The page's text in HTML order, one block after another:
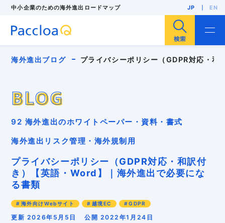
中小企業のための海外進出ロードマップ JP EN
サイト内検索
海外展示会
F/S調査
海外市場調査
中小企業
インバウンド
インボイス
リスク管理
外国出願
安全保障貿易管理
海外バイヤー
海外ビジネスモデル
海外ブランディング
海外戦略
海外販売
海外進出支援コンサル
海外顧客理解
異文化適応 知的財産
海外進出ブログ プライバシーポリシー（GDPR対応・
BLOG
BLOG
92 海外進出のホワイトペーパー・資料・書式
海外進出リスク管理・海外規制用
プライバシーポリシー（GDPR対応・和訳付
き）【英語・Word】｜海外進出で必要にな
る書類
海外向けWebサイト 越境EC GDPR
更新 2026年5月5日 公開 2022年1月24日